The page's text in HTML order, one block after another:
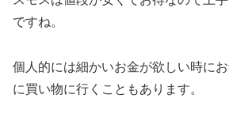
ですね。
個人的には細かいお金が欲しい時に
に買い物に行くこともあります。